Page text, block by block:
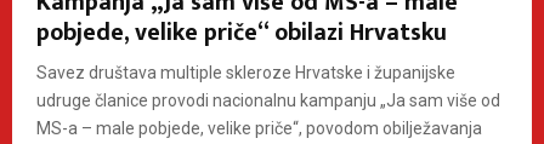
pobjede, velike priče“ obilazi Hrvatsku
Savez društava multiple skleroze Hrvatske i županijske
udruge članice provodi nacionalnu kampanju „Ja sam više od
MS-a – male pobjede, velike priče“, povodom obilježavanja